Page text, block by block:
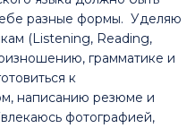
разные формы. Уделяю
(Listening, Reading,
грамматике и
к
написанию резюме и
фотографией,